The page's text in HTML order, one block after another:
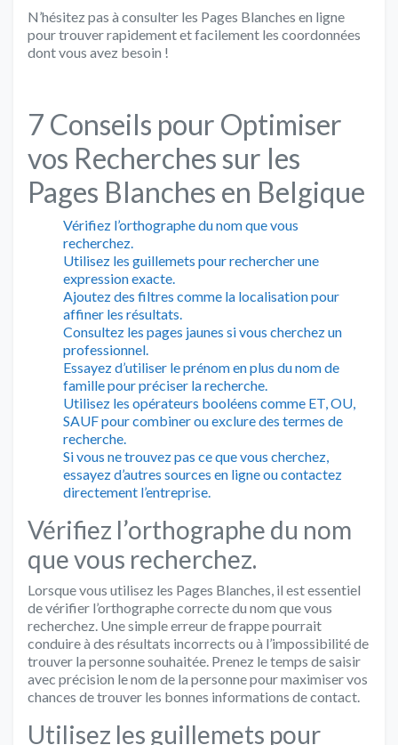
N’hésitez pas à consulter les Pages Blanches en ligne
pour trouver rapidement et facilement les coordonnées
dont vous avez besoin !
7 Conseils pour Optimiser
vos Recherches sur les
Pages Blanches en Belgique
Vérifiez l’orthographe du nom que vous
recherchez.
Utilisez les guillemets pour rechercher une
expression exacte.
Ajoutez des filtres comme la localisation pour
affiner les résultats.
Consultez les pages jaunes si vous cherchez un
professionnel.
Essayez d’utiliser le prénom en plus du nom de
famille pour préciser la recherche.
Utilisez les opérateurs booléens comme ET, OU,
SAUF pour combiner ou exclure des termes de
recherche.
Si vous ne trouvez pas ce que vous cherchez,
essayez d’autres sources en ligne ou contactez
directement l’entreprise.
Vérifiez l’orthographe du nom
que vous recherchez.
Lorsque vous utilisez les Pages Blanches, il est essentiel
de vérifier l’orthographe correcte du nom que vous
recherchez. Une simple erreur de frappe pourrait
conduire à des résultats incorrects ou à l’impossibilité de
trouver la personne souhaitée. Prenez le temps de saisir
avec précision le nom de la personne pour maximiser vos
chances de trouver les bonnes informations de contact.
Utilisez les guillemets pour